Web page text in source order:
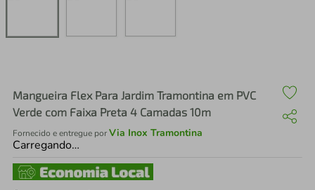
Mangueira Flex Para Jardim Tramontina em PVC
Verde com Faixa Preta 4 Camadas 10m
Fornecido e entregue porVia Inox Tramontina
Carregando…